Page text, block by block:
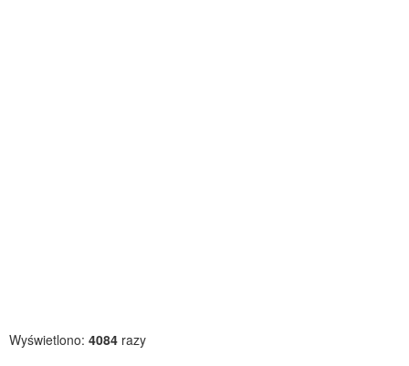
Wyświetlono: 4084 razy